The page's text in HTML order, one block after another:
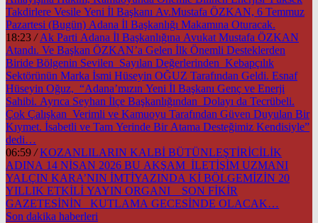
Takdirlere Vesile Yeni İl Başkanı Av.Mustafa ÖZKAN, 6 Temmuz
Pazartesi (Bugün) Adana İl Başkanlığı Makamına Oturacak.
18:23 / Ak Parti Adana İl Başkanlığına Avukat Mustafa ÖZKAN
Atandı. Ve Başkan ÖZKAN’a Gelen İlk Önemli Desteklerden
Biride Bölgenin Sevilen Sayılan Değerlerinden Kebapçılık
Sektörünün Marka İsmi Hüseyin OĞUZ Tarafından Geldi. Esnaf
Hüseyin Oğuz, “Adana’mızın Yeni İl Başkanı Genç ve Enerji
Sahibi. Ayrıca Seyhan İlçe Başkanlığından Dolayı da Tecrübeli.
Çok Çalışkan Verimli ve Kamuoyu Tarafından Güven Duyulan Bir
Kıymet. İsabetli ve Tam Yerinde Bir Atama Desteğimiz Kendisiyle”
dedi…
06:59 / KOZANLILARIN KALBİ BÜTÜNLEŞTİRİCİLİK
ADINA 14 NİSAN 2026 BU AKŞAM İLETİŞİM UZMANI
YALÇIN KARA’NIN İMTİYAZINDA Kİ BÖLGEMİZİN 20
YILLIK ETKİLİ YAYIN ORGANI SON FİKİR
GAZETESİNİN KUTLAMA GECESİNDE OLACAK…
Son dakika haberleri